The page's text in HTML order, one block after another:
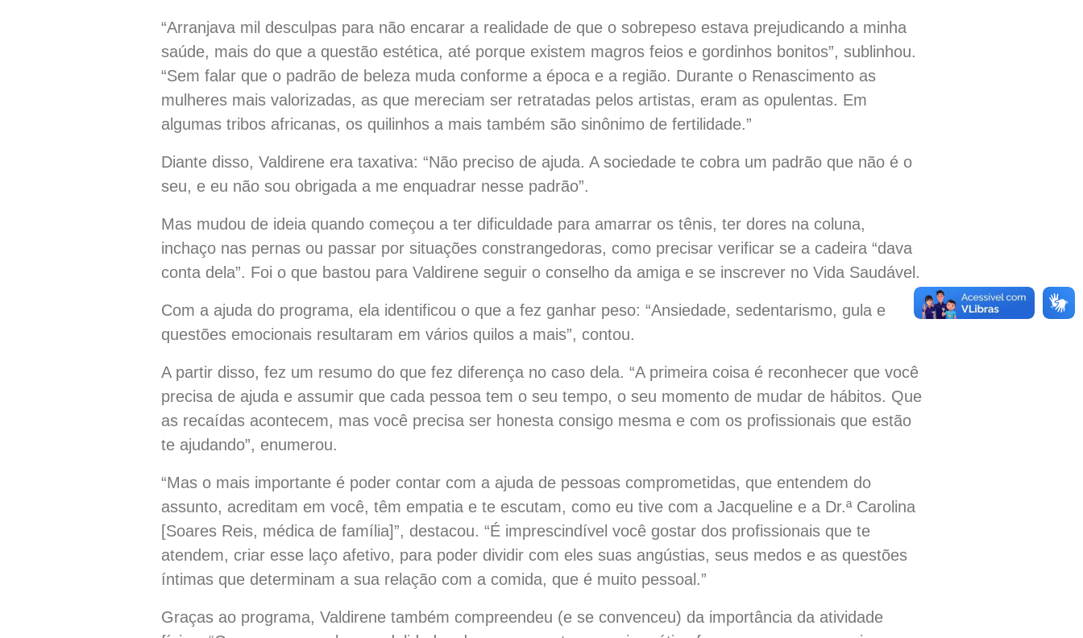
“Arranjava mil desculpas para não encarar a realidade de que o sobrepeso estava prejudicando a minha
saúde, mais do que a questão estética, até porque existem magros feios e gordinhos bonitos”, sublinhou.
“Sem falar que o padrão de beleza muda conforme a época e a região. Durante o Renascimento as
mulheres mais valorizadas, as que mereciam ser retratadas pelos artistas, eram as opulentas. Em
algumas tribos africanas, os quilinhos a mais também são sinônimo de fertilidade.”
Diante disso, Valdirene era taxativa: “Não preciso de ajuda. A sociedade te cobra um padrão que não é o
seu, e eu não sou obrigada a me enquadrar nesse padrão”.
Mas mudou de ideia quando começou a ter dificuldade para amarrar os tênis, ter dores na coluna,
inchaço nas pernas ou passar por situações constrangedoras, como precisar verificar se a cadeira “dava
conta dela”. Foi o que bastou para Valdirene seguir o conselho da amiga e se inscrever no Vida Saudável.
Com a ajuda do programa, ela identificou o que a fez ganhar peso: “Ansiedade, sedentarismo, gula e
questões emocionais resultaram em vários quilos a mais”, contou.
A partir disso, fez um resumo do que fez diferença no caso dela. “A primeira coisa é reconhecer que você
precisa de ajuda e assumir que cada pessoa tem o seu tempo, o seu momento de mudar de hábitos. Que
as recaídas acontecem, mas você precisa ser honesta consigo mesma e com os profissionais que estão
te ajudando”, enumerou.
“Mas o mais importante é poder contar com a ajuda de pessoas comprometidas, que entendem do
assunto, acreditam em você, têm empatia e te escutam, como eu tive com a Jacqueline e a Dr.ª Carolina
[Soares Reis, médica de família]”, destacou. “É imprescindível você gostar dos profissionais que te
atendem, criar esse laço afetivo, para poder dividir com eles suas angústias, seus medos e as questões
íntimas que determinam a sua relação com a comida, que é muito pessoal.”
Graças ao programa, Valdirene também compreendeu (e se convenceu) da importância da atividade